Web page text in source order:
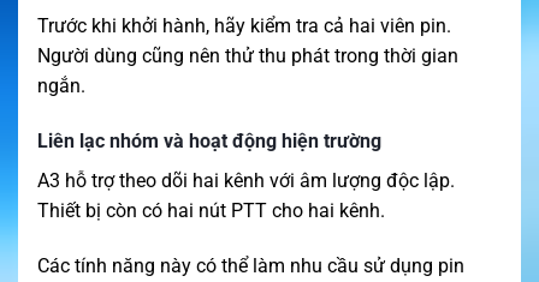
Trước khi khởi hành, hãy kiểm tra cả hai viên pin.
Người dùng cũng nên thử thu phát trong thời gian
ngắn.
Liên lạc nhóm và hoạt động hiện trường
A3 hỗ trợ theo dõi hai kênh với âm lượng độc lập.
Thiết bị còn có hai nút PTT cho hai kênh.
Các tính năng này có thể làm nhu cầu sử dụng pin